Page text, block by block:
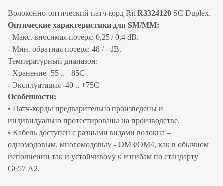
Волоконно-оптический патч-корд Rit R3324120 SC Duplex.
Оптические характеристики для SM/MM:
- Макс. вносимая потеря: 0,25 / 0,4 dB.
- Мин. обратная потеря: 48 / - dB.
Температурный диапазон:
- Хранение -55 .. +85С
- Эксплуатация -40 .. +75C
Особенности:
• Патч-корды предварительно произведены и
индивидуально протестированы на производстве.
• Кабель доступен с разными видами волокна –
одномодовым, многомодовым - OM3/OM4, как в обычном
исполнении так и устойчивому к изгибам по стандарту
G657 A2.